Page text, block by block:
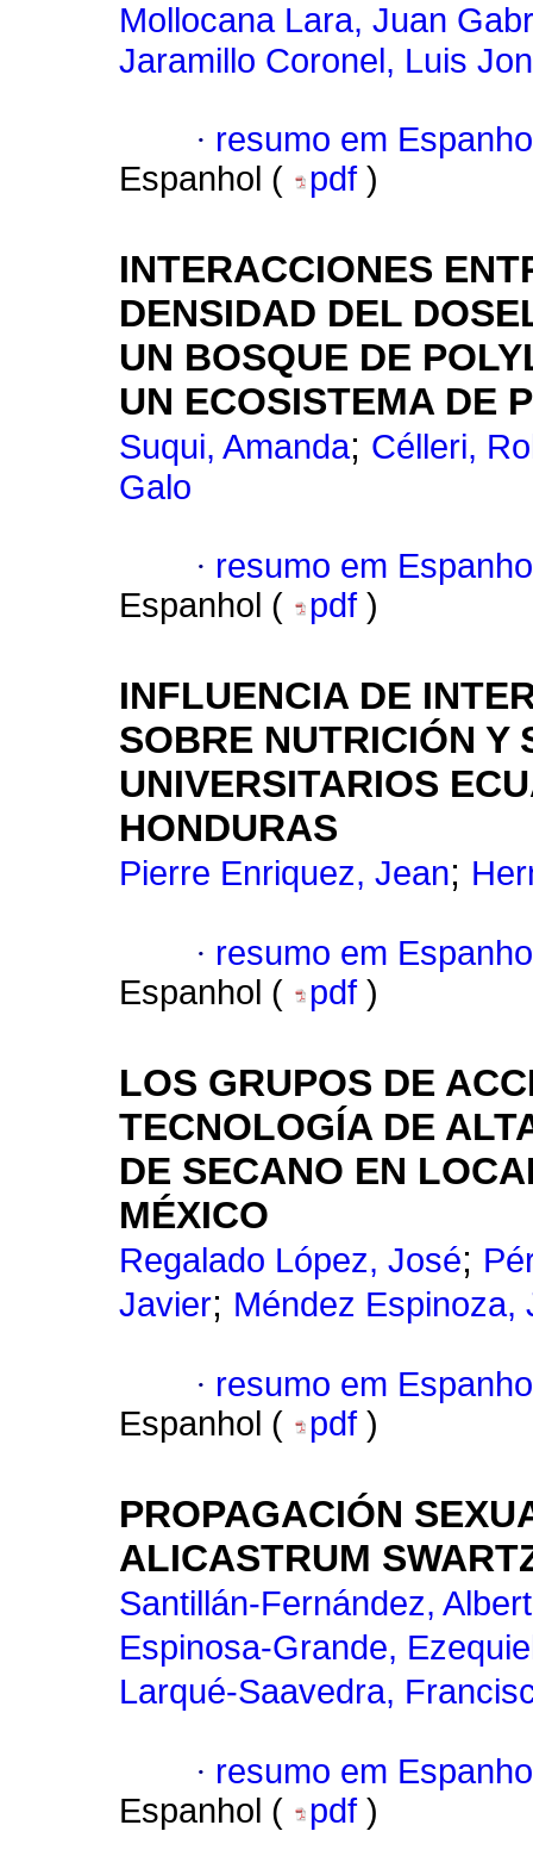
Mollocana Lara, Juan
Jaramillo Coronel, Luis
· resumo em
Espanhol (
pdf )
INTERACCIONES
DENSIDAD DEL
UN BOSQUE DE
UN ECOSISTEMA DE
Suqui, Amanda; Célleri,
Galo
· resumo em
Espanhol (
pdf )
INFLUENCIA DE
SOBRE NUTRICIÓN Y
UNIVERSITARIOS
HONDURAS
Pierre Enriquez, Jean;
· resumo em
Espanhol (
pdf )
LOS GRUPOS DE
TECNOLOGÍA DE
DE SECANO EN
MÉXICO
Regalado López, José;
Javier; Méndez Espinoza,
· resumo em
Espanhol (
pdf )
PROPAGACIÓN
ALICASTRUM
Santillán-Fernández,
Espinosa-Grande,
Larqué-Saavedra,
· resumo em
Espanhol (
pdf )